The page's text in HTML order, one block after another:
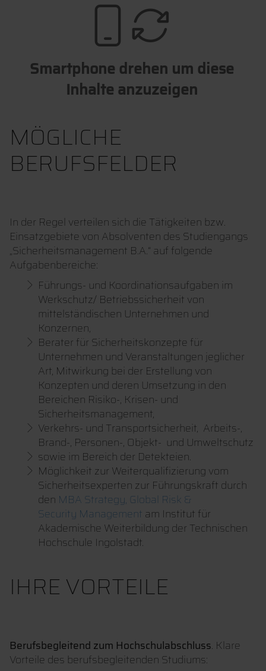
Smartphone drehen um diese
Inhalte anzuzeigen
MÖGLICHE
BERUFSFELDER
In der Regel verteilen sich die Tätigkeiten bzw.
Einsatzgebiete von Absolventen des Studiengangs
„Sicherheitsmanagement B.A.“ auf folgende
Aufgabenbereiche:
Führungs- und Koordinationsaufgaben im
Werkschutz/ Betriebssicherheit von
mittelständischen Unternehmen und
Konzernen,
Berater für Sicherheitskonzepte für
Unternehmen und Veranstaltungen jeglicher
Art, Mitwirkung bei der Erstellung von
Konzepten und deren Umsetzung in den
Bereichen Risiko-, Krisen- und
Sicherheitsmanagement,
Verkehrs- und Transportsicherheit, Arbeits-,
Brand-, Personen-, Objekt- und Umweltschutz
sowie im Bereich der Detekteien.
Möglichkeit zur Weiterqualifizierung vom
Sicherheitsexperten zur Führungskraft durch
den MBA Strategy, Global Risk &
Security Management am Institut für
Akademische Weiterbildung der Technischen
Hochschule Ingolstadt.
IHRE VORTEILE
Berufsbegleitend zum Hochschulabschluss. Klare
Vorteile des berufsbegleitenden Studiums: